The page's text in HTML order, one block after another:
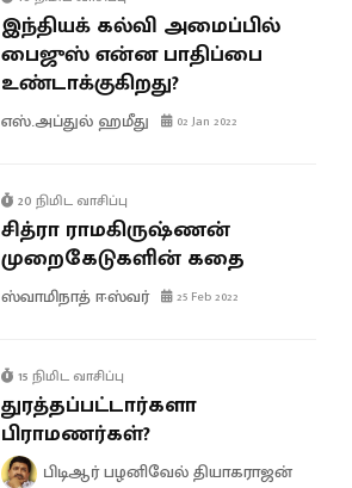
இந்தியக் கல்வி அமைப்பில்
பைஜுஸ் என்ன பாதிப்பை
உண்டாக்குகிறது?
எஸ்.அப்துல் ஹமீது 02 Jan 2022
20 நிமிட வாசிப்பு
சித்ரா ராமகிருஷ்ணன்
முறைகேடுகளின் கதை
ஸ்வாமிநாத் ஈஸ்வர் 25 Feb 2022
15 நிமிட வாசிப்பு
துரத்தப்பட்டார்களா
பிராமணர்கள்?
பிடிஆர் பழனிவேல் தியாகராஜன்